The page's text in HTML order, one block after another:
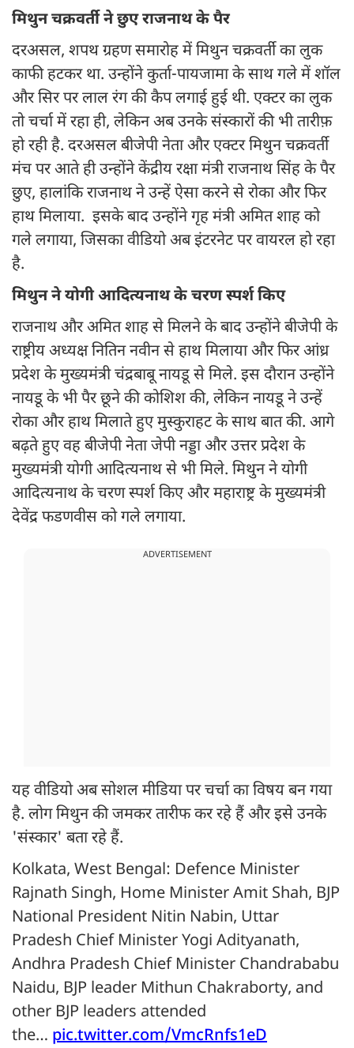
मिथुन चक्रवर्ती ने छुए राजनाथ के पैर
दरअसल, शपथ ग्रहण समारोह में मिथुन चक्रवर्ती का लुक
काफी हटकर था. उन्होंने कुर्ता-पायजामा के साथ गले में शॉल
और सिर पर लाल रंग की कैप लगाई हुई थी. एक्टर का लुक
तो चर्चा में रहा ही, लेकिन अब उनके संस्कारों की भी तारीफ़
हो रही है. दरअसल बीजेपी नेता और एक्टर मिथुन चक्रवर्ती
मंच पर आते ही उन्होंने केंद्रीय रक्षा मंत्री राजनाथ सिंह के पैर
छुए, हालांकि राजनाथ ने उन्हें ऐसा करने से रोका और फिर
हाथ मिलाया. इसके बाद उन्होंने गृह मंत्री अमित शाह को
गले लगाया, जिसका वीडियो अब इंटरनेट पर वायरल हो रहा
है.
मिथुन ने योगी आदित्यनाथ के चरण स्पर्श किए
राजनाथ और अमित शाह से मिलने के बाद उन्होंने बीजेपी के
राष्ट्रीय अध्यक्ष नितिन नवीन से हाथ मिलाया और फिर आंध्र
प्रदेश के मुख्यमंत्री चंद्रबाबू नायडू से मिले. इस दौरान उन्होंने
नायडू के भी पैर छूने की कोशिश की, लेकिन नायडू ने उन्हें
रोका और हाथ मिलाते हुए मुस्कुराहट के साथ बात की. आगे
बढ़ते हुए वह बीजेपी नेता जेपी नड्डा और उत्तर प्रदेश के
मुख्यमंत्री योगी आदित्यनाथ से भी मिले. मिथुन ने योगी
आदित्यनाथ के चरण स्पर्श किए और महाराष्ट्र के मुख्यमंत्री
देवेंद्र फडणवीस को गले लगाया.
ADVERTISEMENT
यह वीडियो अब सोशल मीडिया पर चर्चा का विषय बन गया
है. लोग मिथुन की जमकर तारीफ कर रहे हैं और इसे उनके
'संस्कार' बता रहे हैं.
Kolkata, West Bengal: Defence Minister
Rajnath Singh, Home Minister Amit Shah, BJP
National President Nitin Nabin, Uttar
Pradesh Chief Minister Yogi Adityanath,
Andhra Pradesh Chief Minister Chandrababu
Naidu, BJP leader Mithun Chakraborty, and
other BJP leaders attended
the… pic.twitter.com/VmcRnfs1eD